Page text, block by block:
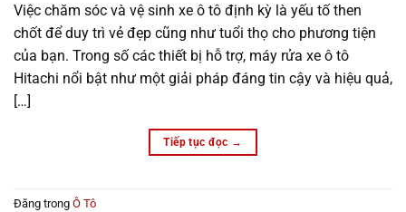
Việc chăm sóc và vệ sinh xe ô tô định kỳ là yếu tố then
chốt để duy trì vẻ đẹp cũng như tuổi thọ cho phương tiện
của bạn. Trong số các thiết bị hỗ trợ, máy rửa xe ô tô
Hitachi nổi bật như một giải pháp đáng tin cậy và hiệu quả,
[…]
Tiếp tục đọc →
Đăng trong Ô Tô